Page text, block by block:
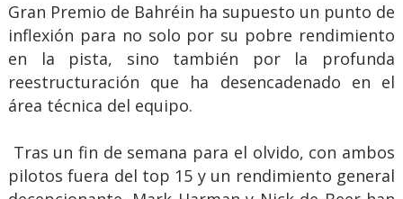
Gran Premio de Bahréin ha supuesto un punto de
inflexión para no solo por su pobre rendimiento
en la pista, sino también por la profunda
reestructuración que ha desencadenado en el
área técnica del equipo.
Tras un fin de semana para el olvido, con ambos
pilotos fuera del top 15 y un rendimiento general